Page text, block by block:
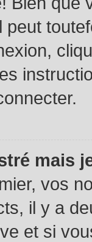
peut
mais
vos
il y a
et si